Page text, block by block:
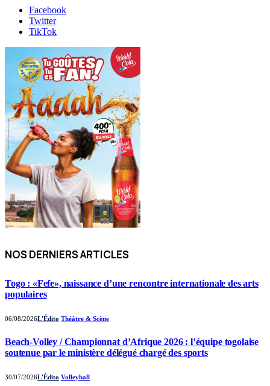
Facebook
Twitter
TikTok
NOS DERNIERS ARTICLES
Togo : «Fefe», naissance d’une rencontre internationale des arts
populaires
06/08/2026L'Édito Théâtre & Scène
Beach-Volley / Championnat d’Afrique 2026 : l’équipe togolaise
soutenue par le ministère délégué chargé des sports
30/07/2026L'Édito Volleyball